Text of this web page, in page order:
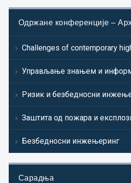
Одржане конференције –
Challenges of contemporary
Управљање знањем и
Ризик и безбедносни
Заштита од пожара и
Безбедносни инжењеринг
Сарадња